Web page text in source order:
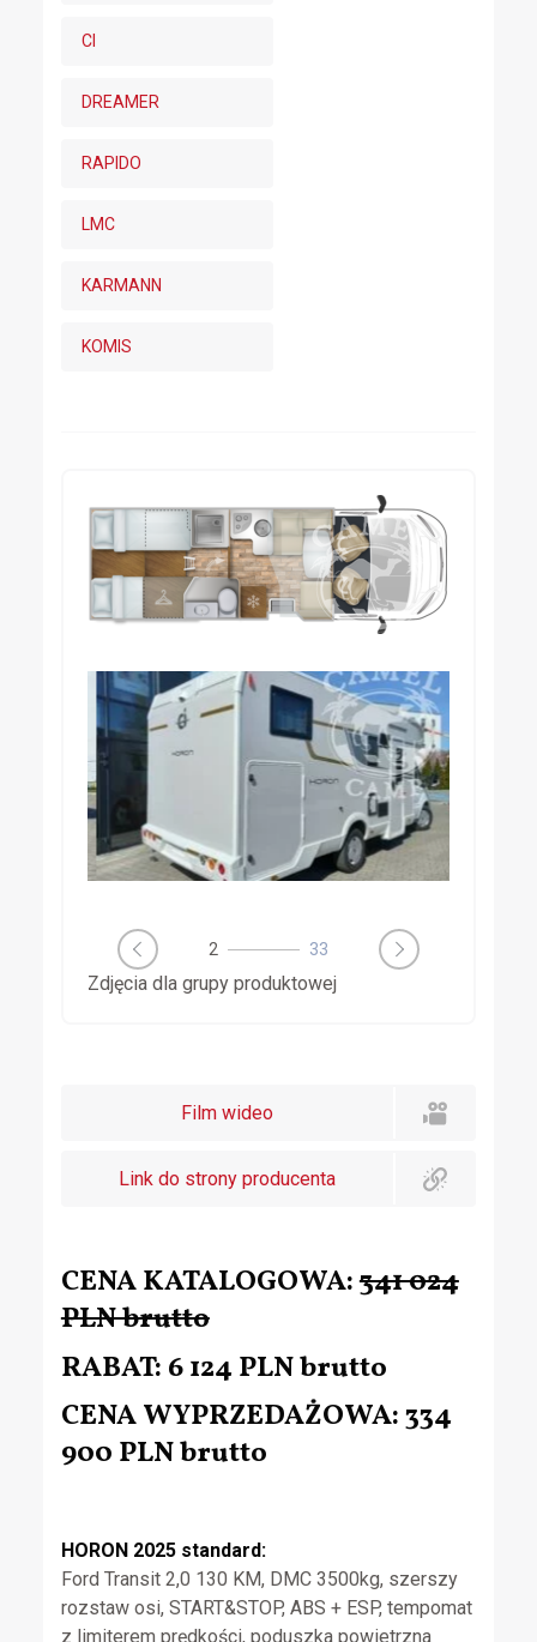
3 33
Zdjęcia dla grupy produktowej
Film wideo
Link do strony producenta
CENA KATALOGOWA:341 024
PLN brutto
RABAT: 6 124 PLN brutto
CENA WYPRZEDAŻOWA: 334
900 PLN brutto
HORON 2025 standard:
Ford Transit 2,0 130 KM, DMC 3500kg, szerszy
rozstaw osi, START&STOP, ABS + ESP, tempomat
z limiterem prędkości, poduszka powietrzna
CI
DREAMER
RAPIDO
LMC
KARMANN
KOMIS